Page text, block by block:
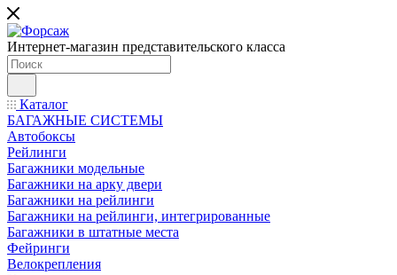
Интернет-магазин представительского класса
Каталог
БАГАЖНЫЕ СИСТЕМЫ
Автобоксы
Рейлинги
Багажники модельные
Багажники на арку двери
Багажники на рейлинги
Багажники на рейлинги, интегрированные
Багажники в штатные места
Фейринги
Велокрепления